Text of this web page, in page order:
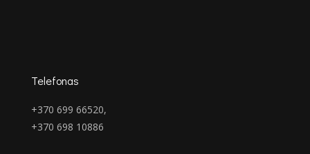
Telefonas
+370 699 66520,
+370 698 10886